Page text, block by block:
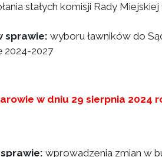
stałych komisji Rady
sprawie: wyboru ławników do
2024-2027
w dniu 29 sierpnia 2024
wprowadzenia zmian w